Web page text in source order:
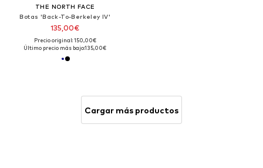
THE NORTH FACE
Botas 'Back-To-Berkeley IV'
135,00€
Precio original: 150,00€
Último precio más bajo:135,00€
Cargar más productos